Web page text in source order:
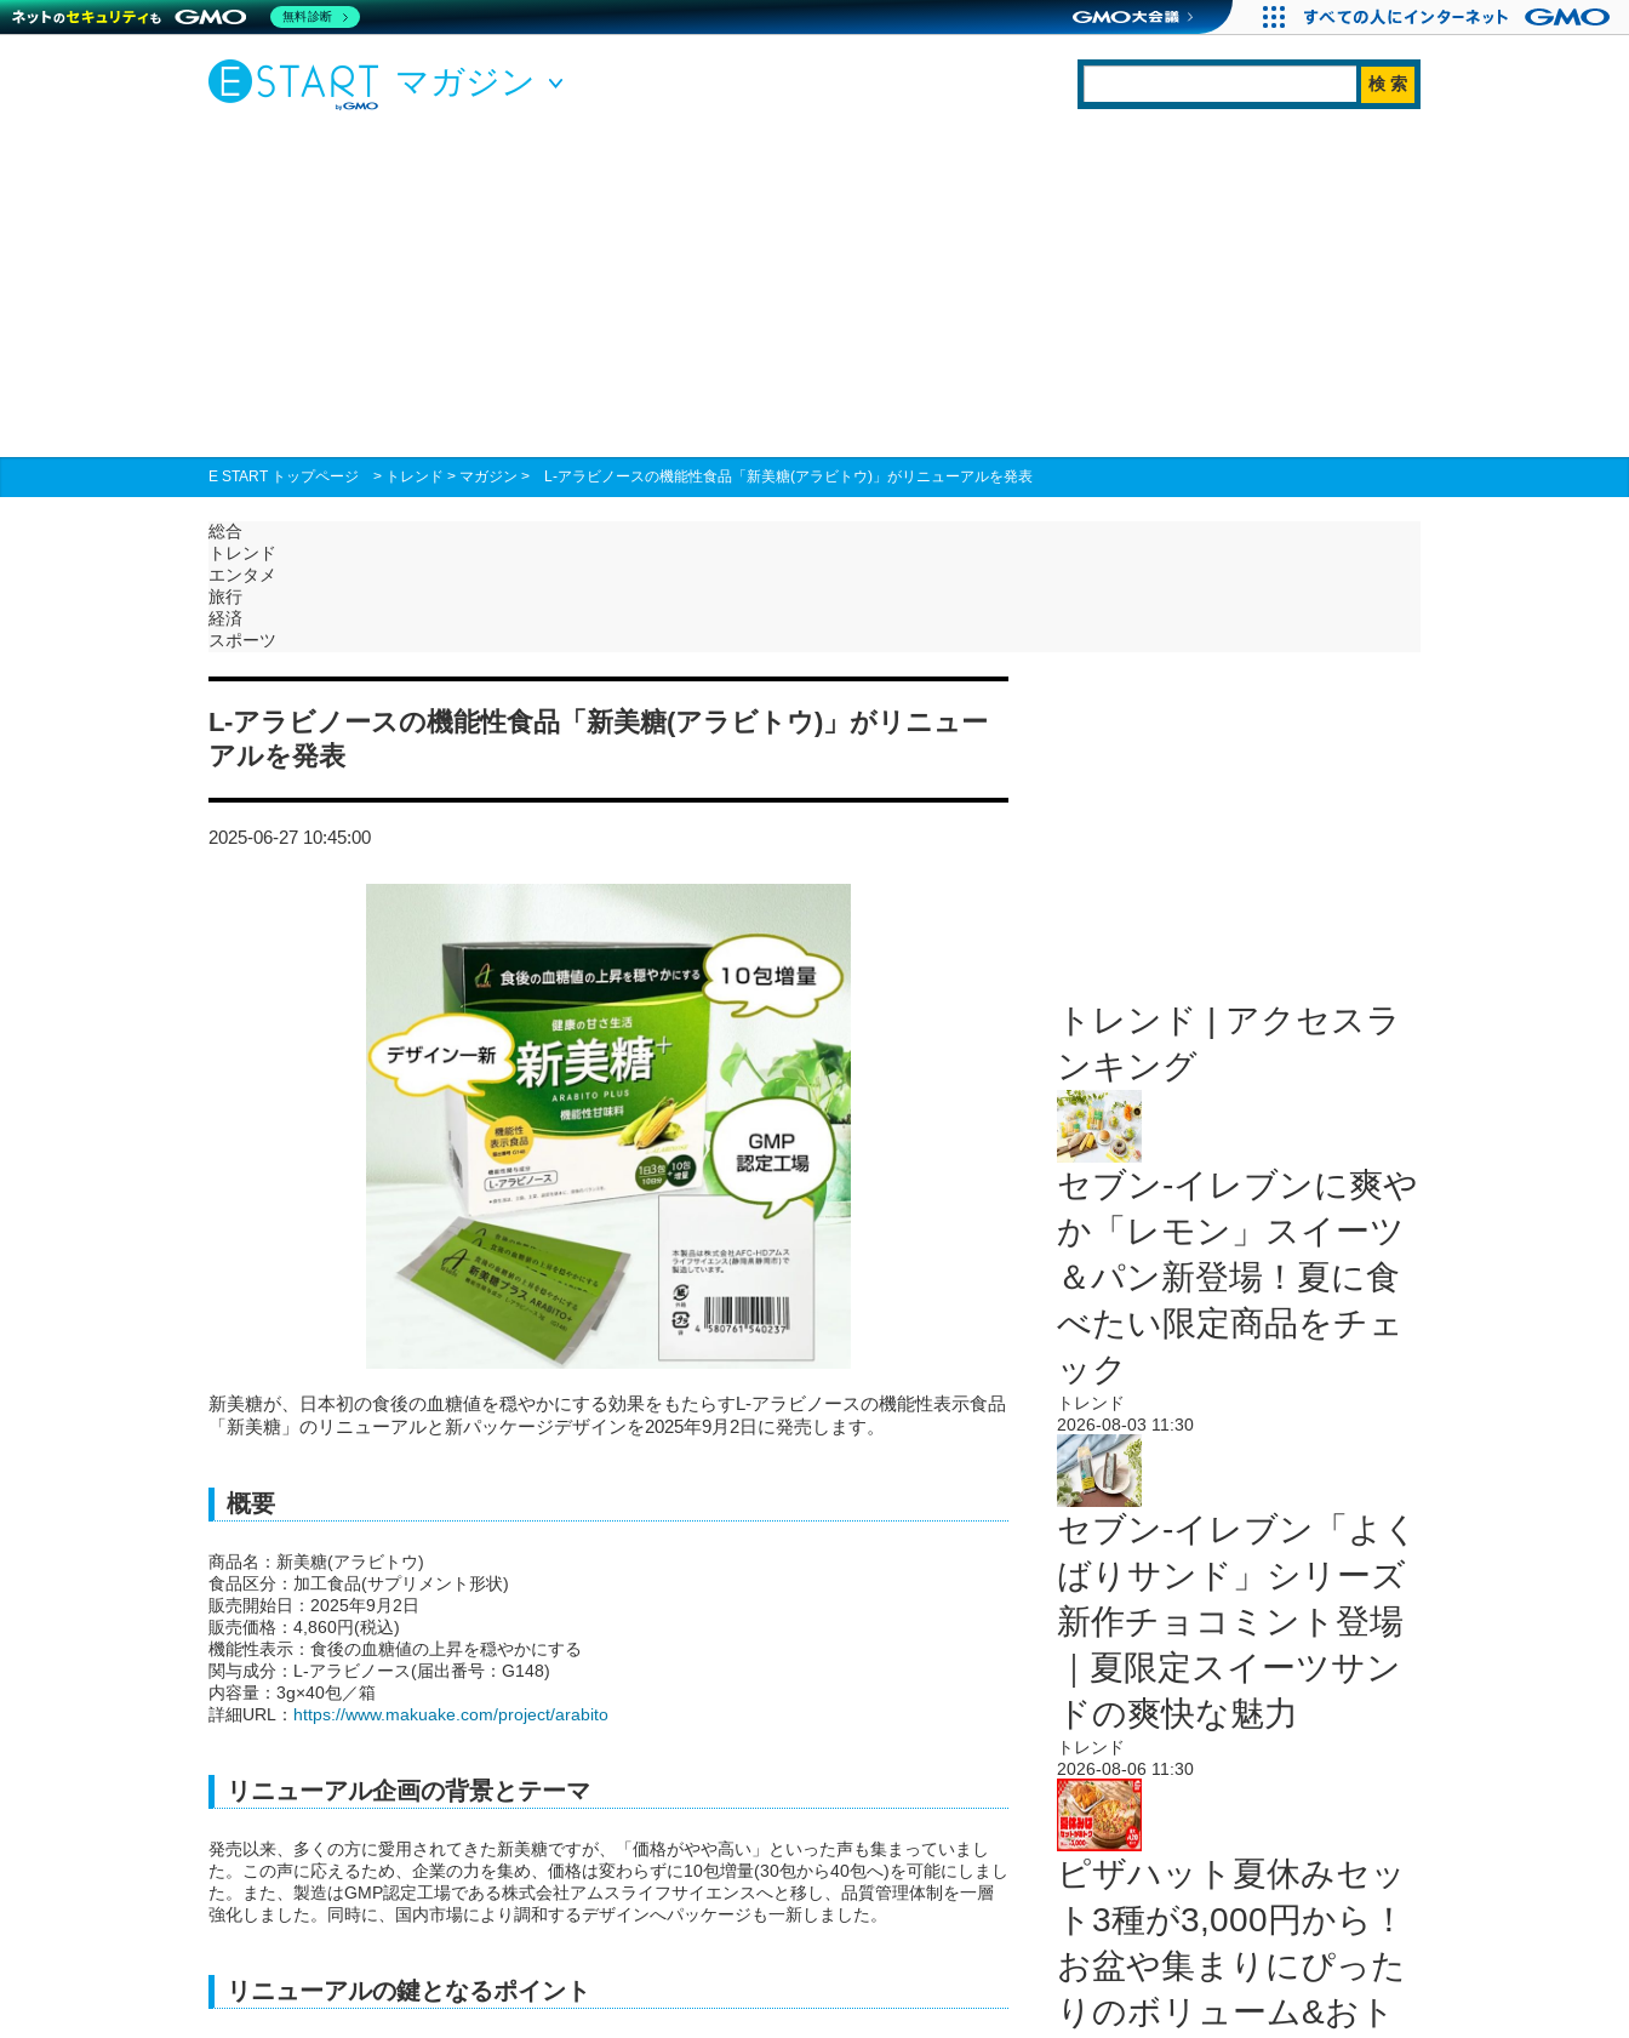
マガジン
E START トップページ > トレンド > マガジン > L-アラビノースの機能性食品「新美糖(アラビトウ)」がリニューアルを発表
総合
トレンド
エンタメ
旅行
経済
スポーツ
L-アラビノースの機能性食品「新美糖(アラビトウ)」がリニュー
アルを発表
2025-06-27 10:45:00
新美糖が、日本初の食後の血糖値を穏やかにする効果をもたらすL-アラビノースの機能性表示食品
「新美糖」のリニューアルと新パッケージデザインを2025年9月2日に発売します。
概要
商品名：新美糖(アラビトウ)
食品区分：加工食品(サプリメント形状)
販売開始日：2025年9月2日
販売価格：4,860円(税込)
機能性表示：食後の血糖値の上昇を穏やかにする
関与成分：L-アラビノース(届出番号：G148)
内容量：3g×40包／箱
詳細URL： https://www.makuake.com/project/arabito
リニューアル企画の背景とテーマ
発売以来、多くの方に愛用されてきた新美糖ですが、「価格がやや高い」といった声も集まっていまし
た。この声に応えるため、企業の力を集め、価格は変わらずに10包増量(30包から40包へ)を可能にしまし
た。また、製造はGMP認定工場である株式会社アムスライフサイエンスへと移し、品質管理体制を一層
強化しました。同時に、国内市場により調和するデザインへパッケージも一新しました。
リニューアルの鍵となるポイント
トレンド | アクセスラ
ンキング
セブン‐イレブンに爽や
か「レモン」スイーツ
＆パン新登場！夏に食
べたい限定商品をチェ
ック
トレンド
2026-08-03 11:30
セブン‐イレブン「よく
ばりサンド」シリーズ
新作チョコミント登場
｜夏限定スイーツサン
ドの爽快な魅力
トレンド
2026-08-06 11:30
ピザハット夏休みセッ
ト3種が3,000円から！
お盆や集まりにぴった
りのボリューム&おト
無料診断